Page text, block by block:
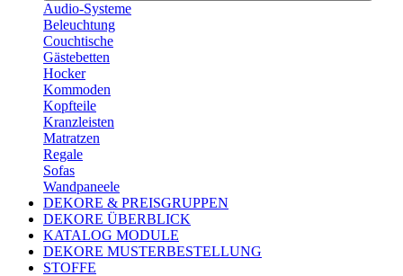
Audio-Systeme
Beleuchtung
Couchtische
Gästebetten
Hocker
Kommoden
Kopfteile
Kranzleisten
Matratzen
Regale
Sofas
Wandpaneele
DEKORE & PREISGRUPPEN
DEKORE ÜBERBLICK
KATALOG MODULE
DEKORE MUSTERBESTELLUNG
STOFFE